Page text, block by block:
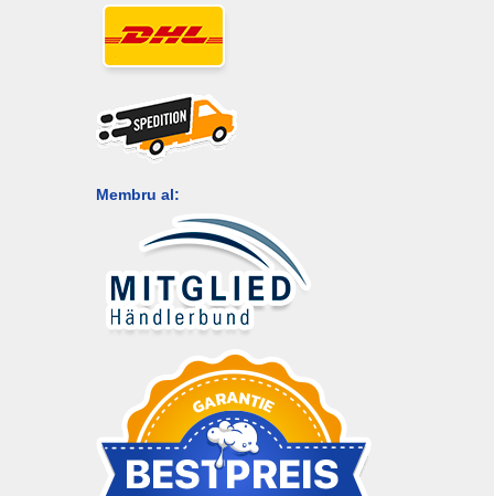
Membru al: